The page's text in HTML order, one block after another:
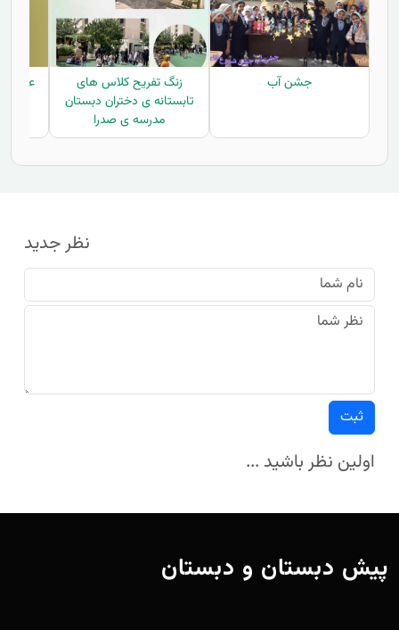
جشن آب
زنگ تفریح کلاس های
تابستانه ی دختران دبستان
مدرسه ی صدرا
علوم-
نظر جدید
ثبت
اولین نظر باشید ...
پیش دبستان و دبستان